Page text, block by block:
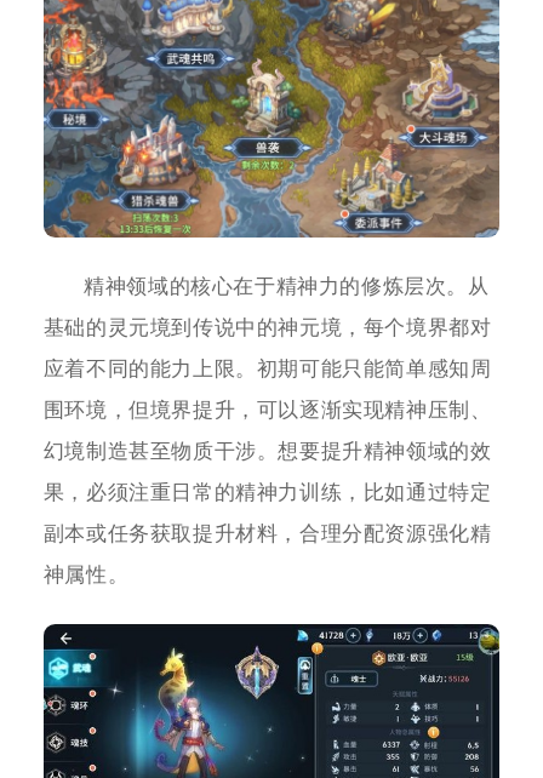
精神领域的核心在于精神力的修炼层次。从
基础的灵元境到传说中的神元境，每个境界都对
应着不同的能力上限。初期可能只能简单感知周
围环境，但境界提升，可以逐渐实现精神压制、
幻境制造甚至物质干涉。想要提升精神领域的效
果，必须注重日常的精神力训练，比如通过特定
副本或任务获取提升材料，合理分配资源强化精
神属性。